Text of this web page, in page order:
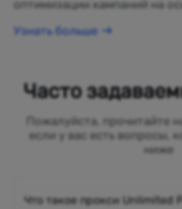
оптимизации кампаний на
Узнать больше
Часто
Пожалуйста, прочитайте
если у вас есть вопросы,
ниже
Что такое прокси Unlimited